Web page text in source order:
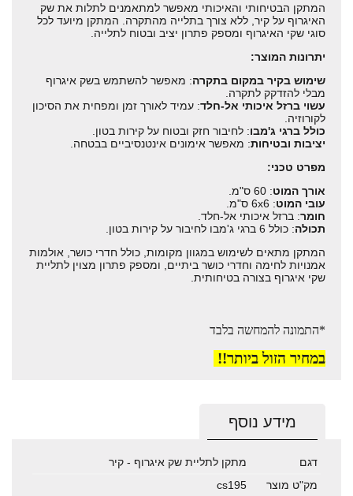
המתקן הבטיחותי והאיכותי מאפשר למתאמנים לתלות את שק
האיגרוף על קיר, ללא צורך בתלייה מהתקרה. המתקן מיועד לכל
סוגי שקי האיגרוף ומספק פתרון יציב ובטוח לתלייה.
יתרונות המוצר:
שימוש בקיר במקום בתקרה: מאפשר להשתמש בשק איגרוף
מבלי להזדקק לתקרה.
עשוי ברזל איכותי אל-חלד: עמיד לאורך זמן ומפחית את הסיכון
לקורוזיה.
כולל ברגי ג'מבו: לחיבור חזק ובטוח על קירות בטון.
יציבות ובטיחות: מאפשר אימונים אינטנסיביים בבטחה.
מפרט טכני:
אורך המוט: 60 ס"מ.
עובי המוט: 6x6 ס"מ.
חומר: ברזל איכותי אל-חלד.
תכולה: כולל 6 ברגי ג'מבו לחיבור על קירות בטון.
המתקן מתאים לשימוש במגוון מקומות, כולל חדרי כושר, אולמות
אמנויות לחימה וחדרי כושר ביתיים, ומספק פתרון מצוין לתליית
שקי איגרוף בצורה בטיחותית.
*התמונה להמחשה בלבד
במחיר הזול ביותר!!
מידע נוסף
דגם
מתקן לתליית שק איגרוף - קיר
מק"ט מוצר
cs195